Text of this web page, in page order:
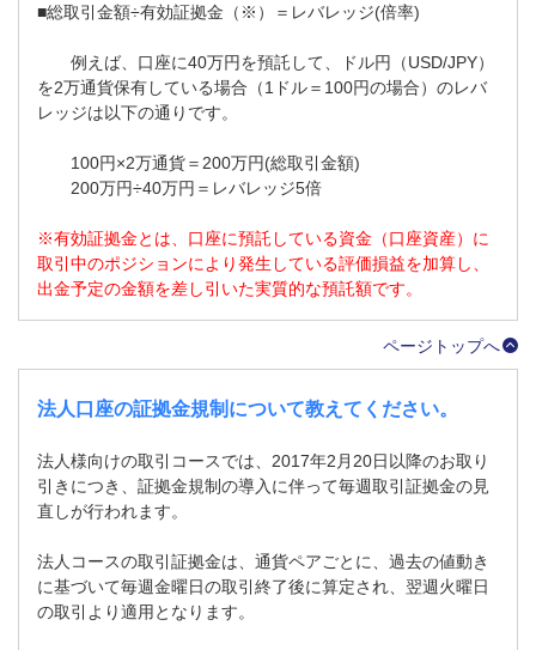
■総取引金額÷有効証拠金（※）＝レバレッジ(倍率)
例えば、口座に40万円を預託して、ドル円（USD/JPY）
を2万通貨保有している場合（1ドル＝100円の場合）のレバ
レッジは以下の通りです。
100円×2万通貨＝200万円(総取引金額)
200万円÷40万円＝レバレッジ5倍
※有効証拠金とは、口座に預託している資金（口座資産）に
取引中のポジションにより発生している評価損益を加算し、
出金予定の金額を差し引いた実質的な預託額です。
ページトップへ
法人口座の証拠金規制について教えてください。
法人様向けの取引コースでは、2017年2月20日以降のお取り
引きにつき、証拠金規制の導入に伴って毎週取引証拠金の見
直しが行われます。
法人コースの取引証拠金は、通貨ペアごとに、過去の値動き
に基づいて毎週金曜日の取引終了後に算定され、翌週火曜日
の取引より適用となります。